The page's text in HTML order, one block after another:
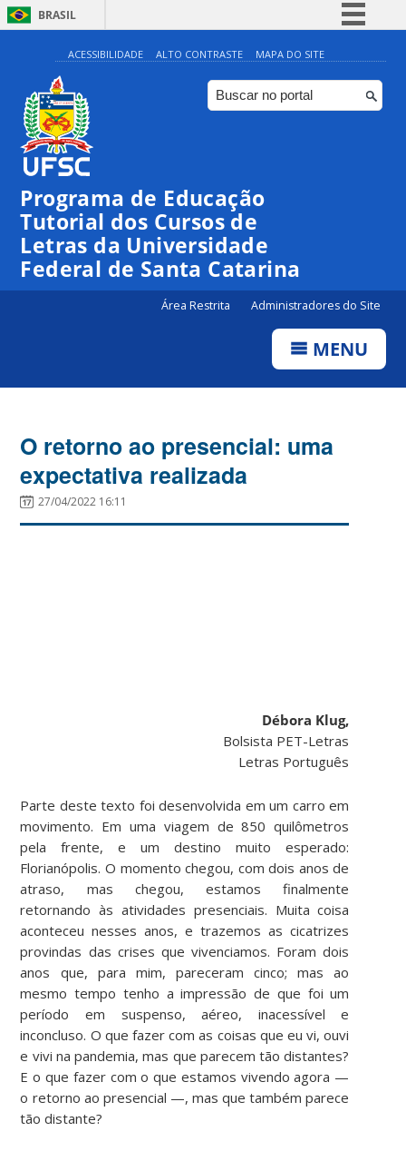
BRASIL
Simplifique!
Comunica BR
Participe
ACESSIBILIDADE ALTO CONTRASTE MAPA DO SITE
Programa de Educação
Tutorial dos Cursos de
Letras da Universidade
Federal de Santa Catarina
Área Restrita Administradores do Site
MENU
O retorno ao presencial: uma
expectativa realizada
27/04/2022 16:11
Débora Klug,
Bolsista PET-Letras
Letras Português
Parte deste texto foi desenvolvida em um carro em
movimento. Em uma viagem de 850 quilômetros
pela frente, e um destino muito esperado:
Florianópolis. O momento chegou, com dois anos de
atraso, mas chegou, estamos finalmente
retornando às atividades presenciais. Muita coisa
aconteceu nesses anos, e trazemos as cicatrizes
provindas das crises que vivenciamos. Foram dois
anos que, para mim, pareceram cinco; mas ao
mesmo tempo tenho a impressão de que foi um
período em suspenso, aéreo, inacessível e
inconcluso. O que fazer com as coisas que eu vi, ouvi
e vivi na pandemia, mas que parecem tão distantes?
E o que fazer com o que estamos vivendo agora —
o retorno ao presencial —, mas que também parece
tão distante?